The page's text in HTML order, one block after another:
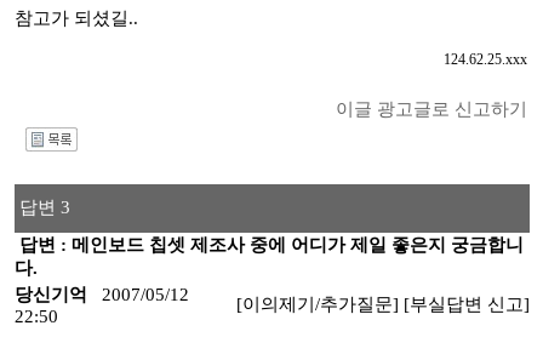
참고가 되셨길..
124.62.25.xxx
이글 광고글로 신고하기
답변 3
답변 : 메인보드 칩셋 제조사 중에 어디가 제일 좋은지 궁금합니
다.
당신기억
2007/05/12
22:50
[이의제기/추가질문] [부실답변 신고]